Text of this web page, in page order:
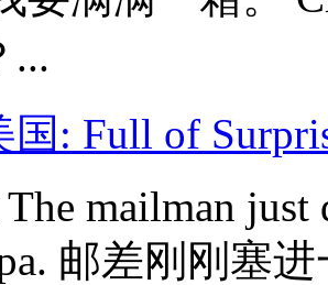
...
国: Full of
mailman just
邮差刚刚塞